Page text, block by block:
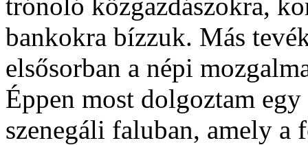
bankokra bízzuk. Más
elsősorban a népi
Éppen most dolgoztam
szenegáli faluban, amely